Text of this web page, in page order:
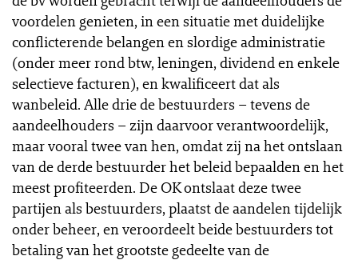
voordelen genieten, in een situatie met duidelijke
conflicterende belangen en slordige administratie
(onder meer rond btw, leningen, dividend en enkele
selectieve facturen), en kwalificeert dat als
wanbeleid. Alle drie de bestuurders – tevens de
aandeelhouders – zijn daarvoor verantwoordelijk,
maar vooral twee van hen, omdat zij na het ontslaan
van de derde bestuurder het beleid bepaalden en het
meest profiteerden. De OK ontslaat deze twee
partijen als bestuurders, plaatst de aandelen tijdelijk
onder beheer, en veroordeelt beide bestuurders tot
betaling van het grootste gedeelte van de